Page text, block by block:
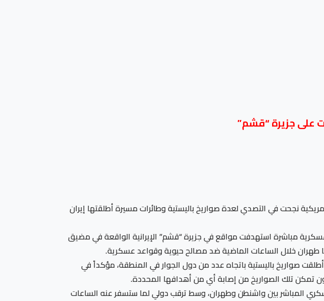
على جزيرة “قشم”
نجحت في التصدي لعدة صواريخ باليستية وطائرات مسيرة أطلقتها إيران
مباشرة استهدفت مواقع في جزيرة “قشم” الإيرانية الواقعة في مضيق
طهران خلال الساعات الماضية ضد مصالح حيوية وقواعد عسكرية.
صواريخ باليستية باتجاه عدد من دول الجوار في المنطقة، مؤكداً في
تمكن تلك الصواريخ من إصابة أي من أهدافها المحددة.
المباشر بين واشنطن وطهران، وسط ترقب دولي لما ستسفر عنه الساعات